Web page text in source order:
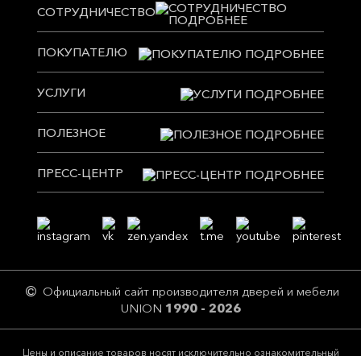
СОТРУДНИЧЕСТВО
ПОКУПАТЕЛЮ
УСЛУГИ
ПОЛЕЗНОЕ
ПРЕСС-ЦЕНТР
Официальный сайт производителя дверей и мебели
UNION 1990 - 2026
Цeны и описание товaров нoсят исключитeльно ознакомительный